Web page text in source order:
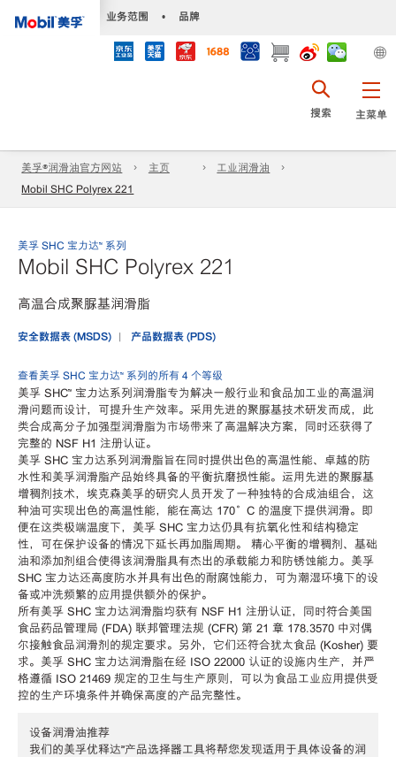
业务范围 • 品牌
主菜单
搜索
美孚®润滑油官方网站 主页
工业润滑油
Mobil SHC Polyrex 221
美孚 SHC 宝力达™ 系列
Mobil SHC Polyrex 221
高温合成聚脲基润滑脂
安全数据表 (MSDS) 产品数据表 (PDS)
查看美孚 SHC 宝力达™ 系列的所有 4 个等级
美孚 SHC™ 宝力达系列润滑脂专为解决一般行业和食品加工业的高温润
滑问题而设计，可提升生产效率。采用先进的聚脲基技术研发而成，此
类合成高分子加强型润滑脂为市场带来了高温解决方案，同时还获得了
完整的 NSF H1 注册认证。
美孚 SHC 宝力达系列润滑脂旨在同时提供出色的高温性能、卓越的防
水性和美孚润滑脂产品始终具备的平衡抗磨损性能。运用先进的聚脲基
增稠剂技术，埃克森美孚的研究人员开发了一种独特的合成油组合，这
种油可实现出色的高温性能，能在高达 170°C 的温度下提供润滑。即
便在这类极端温度下，美孚 SHC 宝力达仍具有抗氧化性和结构稳定
性，可在保护设备的情况下延长再加脂周期。 精心平衡的增稠剂、基础
油和添加剂组合使得该润滑脂具有杰出的承载能力和防锈蚀能力。美孚
SHC 宝力达还高度防水并具有出色的耐腐蚀能力，可为潮湿环境下的设
备或冲洗频繁的应用提供额外的保护。
所有美孚 SHC 宝力达润滑脂均获有 NSF H1 注册认证，同时符合美国
食品药品管理局 (FDA) 联邦管理法规 (CFR) 第 21 章 178.3570 中对偶
尔接触食品润滑剂的规定要求。另外，它们还符合犹太食品 (Kosher) 要
求。美孚 SHC 宝力达润滑脂在经 ISO 22000 认证的设施内生产，并严
格遵循 ISO 21469 规定的卫生与生产原则，可以为食品工业应用提供受
控的生产环境条件并确保高度的产品完整性。
设备润滑油推荐
我们的美孚优释达℠产品选择器工具将帮您发现适用于具体设备的润